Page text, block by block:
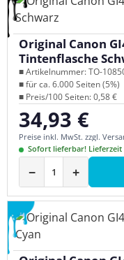
Original Canon
Tintenflasche
■ Artikelnummer: TO-
■ für ca. 6.000 Seiten (5%)
■ Preis/100 Seiten: 0,58 €
Regulärer Preis:
34,93 €
Preise inkl. MwSt. zzgl.
Sofort lieferbar! Lieferzeit
− +